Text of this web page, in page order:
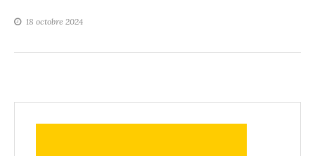
18 octobre 2024